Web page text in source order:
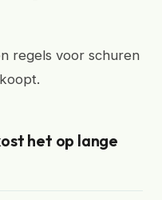
regels voor schuren
het op lange